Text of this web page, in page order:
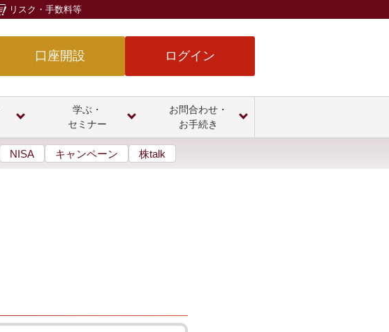
口座開設 ログイン
リスク・手数料等
学ぶ・
セミナー
お問合わせ・
お手続き
NISA キャンペーン 株talk